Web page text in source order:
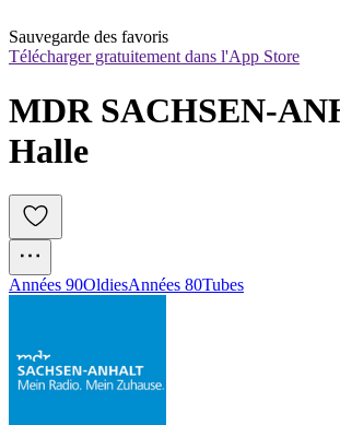
Sauvegarde des favoris
Télécharger gratuitement dans l'App Store
MDR SACHSEN-
Halle
Années 90OldiesAnnées 80Tubes